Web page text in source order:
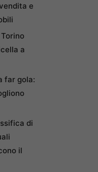
e
a
far gola:
di
il